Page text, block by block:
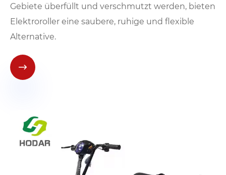
Gebiete überfüllt und verschmutzt werden, bieten
Elektroroller eine saubere, ruhige und flexible
Alternative.
